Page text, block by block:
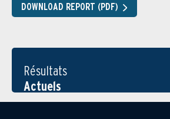
DOWNLOAD REPORT (PDF)
Résultats
Actuels